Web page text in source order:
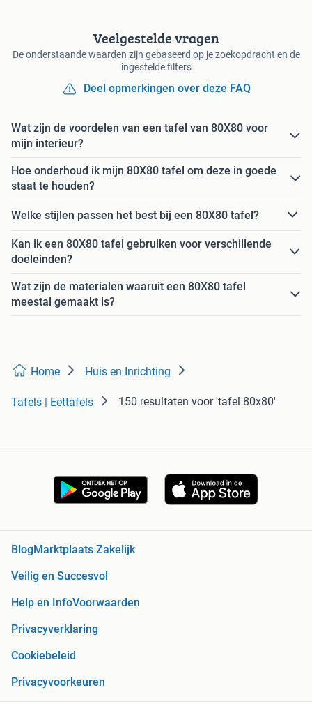
Veelgestelde vragen
De onderstaande waarden zijn gebaseerd op je zoekopdracht en de
ingestelde filters
Deel opmerkingen over deze FAQ
Wat zijn de voordelen van een tafel van 80X80 voor
mijn interieur?
Hoe onderhoud ik mijn 80X80 tafel om deze in goede
staat te houden?
Welke stijlen passen het best bij een 80X80 tafel?
Kan ik een 80X80 tafel gebruiken voor verschillende
doeleinden?
Wat zijn de materialen waaruit een 80X80 tafel
meestal gemaakt is?
Home Huis en Inrichting
Tafels | Eettafels 150 resultaten voor 'tafel 80x80'
Blog Marktplaats Zakelijk
Veilig en Succesvol
Help en InfoVoorwaarden
Privacyverklaring
Cookiebeleid
Privacyvoorkeuren